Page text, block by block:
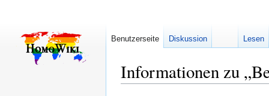
Informationen zu
Benutzerseite Diskussion Lesen